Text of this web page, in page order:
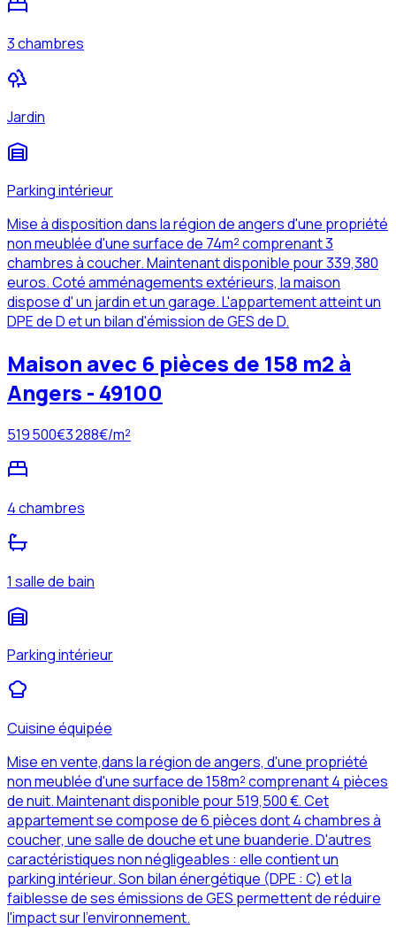
3 chambres
Jardin
Parking intérieur
Mise à disposition dans la région de angers d'une propriété
non meublée d'une surface de 74m² comprenant 3
chambres à coucher. Maintenant disponible pour 339,380
euros. Coté amménagements extérieurs, la maison
dispose d' un jardin et un garage. L'appartement atteint un
DPE de D et un bilan d'émission de GES de D.
Maison avec 6 pièces de 158 m2 à
Angers - 49100
519 500€3 288€/m²
4 chambres
1 salle de bain
Parking intérieur
Cuisine équipée
Mise en vente,dans la région de angers, d'une propriété
non meublée d'une surface de 158m² comprenant 4 pièces
de nuit. Maintenant disponible pour 519,500 €. Cet
appartement se compose de 6 pièces dont 4 chambres à
coucher, une salle de douche et une buanderie. D'autres
caractéristiques non négligeables : elle contient un
parking intérieur. Son bilan énergétique (DPE : C) et la
faiblesse de ses émissions de GES permettent de réduire
l'impact sur l'environnement.